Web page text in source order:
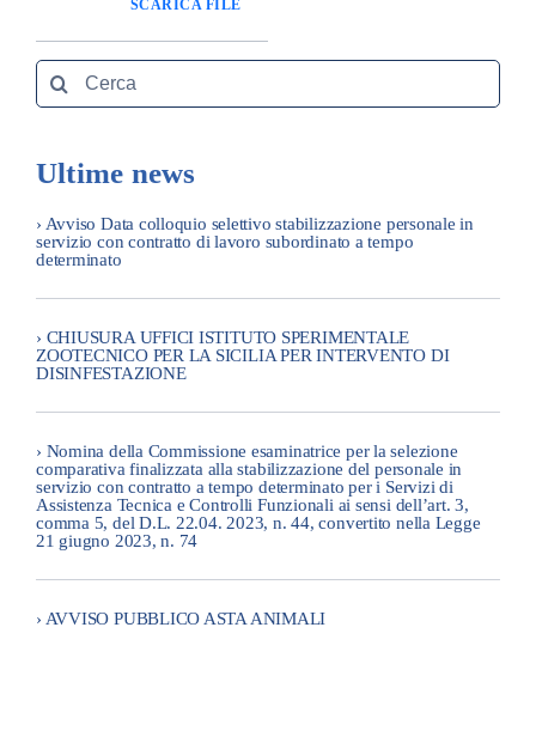
SCARICA FILE
Search
for:
Ultime news
› Avviso Data colloquio selettivo stabilizzazione personale in
servizio con contratto di lavoro subordinato a tempo
determinato
› CHIUSURA UFFICI ISTITUTO SPERIMENTALE
ZOOTECNICO PER LA SICILIA PER INTERVENTO DI
DISINFESTAZIONE
› Nomina della Commissione esaminatrice per la selezione
comparativa finalizzata alla stabilizzazione del personale in
servizio con contratto a tempo determinato per i Servizi di
Assistenza Tecnica e Controlli Funzionali ai sensi dell’art. 3,
comma 5, del D.L. 22.04. 2023, n. 44, convertito nella Legge
21 giugno 2023, n. 74
› AVVISO PUBBLICO ASTA ANIMALI